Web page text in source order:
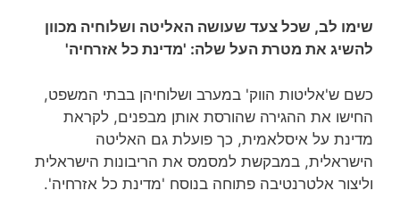
שימו לב, שכל צעד שעושה האליטה ושלוחיה מכוון
להשיג את מטרת העל שלה: 'מדינת כל אזרחיה'
כשם ש'אליטות הווק' במערב ושלוחיהן בבתי המשפט,
החישו את ההגירה שהורסת אותן מבפנים, לקראת
מדינת על איסלאמית, כך פועלת גם האליטה
הישראלית, במבקשת למסמס את הריבונות הישראלית
וליצור אלטרנטיבה פתוחה בנוסח 'מדינת כל אזרחיה'.